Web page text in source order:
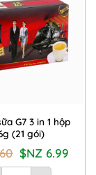
lượng
Add to
Wishlist
G7 3 in 1 hộp
(21 gói)
Giá
gốc
là:
$NZ 6.99Giá
hiện
Cà phê sữa G7 3 in 1